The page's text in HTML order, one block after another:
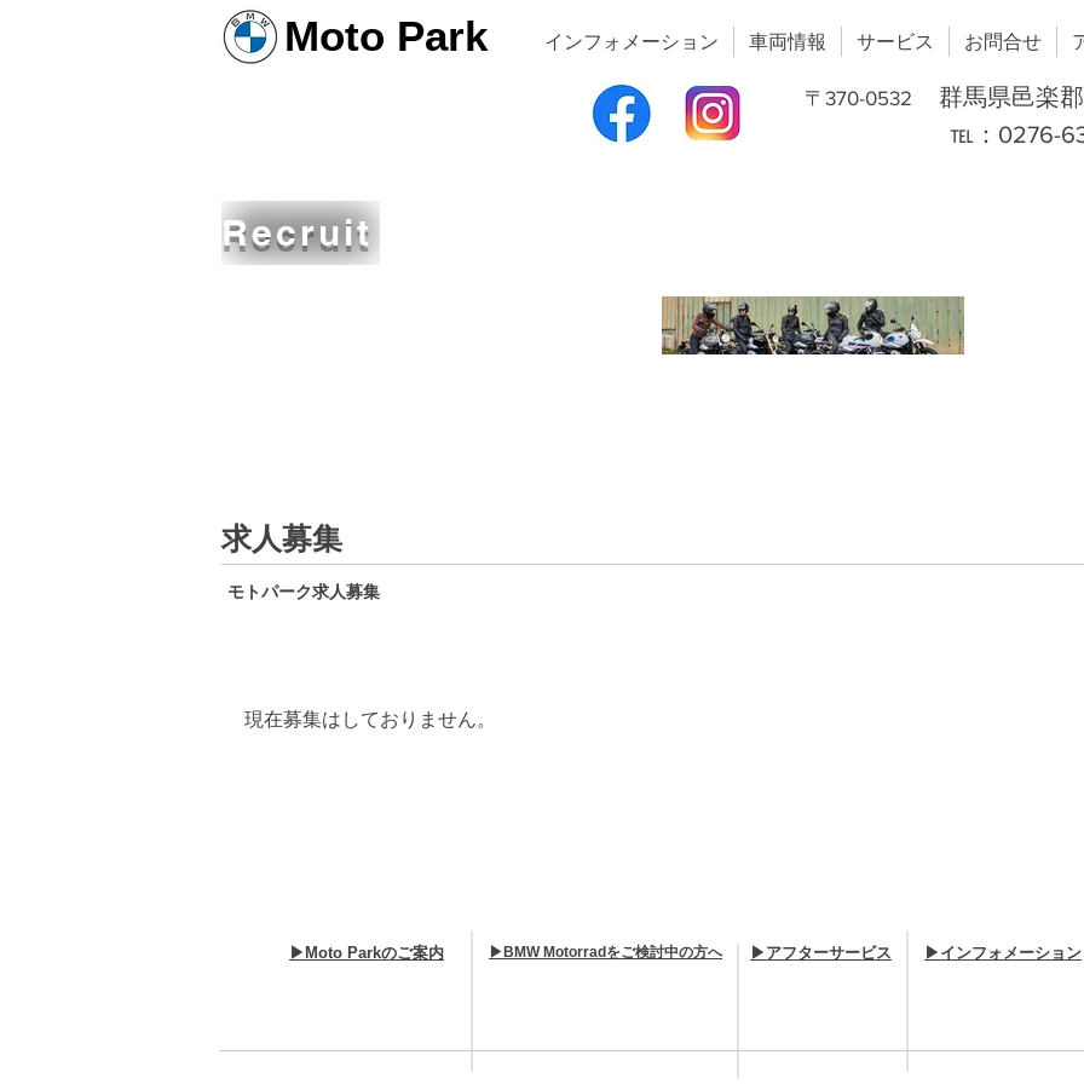
Moto Park インフォメーション 車両情報 サービス お問合せ
〒370-0532 群馬県邑楽
℡：0276-63-
​Recruit
求人募集
モトパーク求人募集
​現在募集はしておりません。
▶Moto Parkのご案内 ▶BMW Motorradをご検討中の方へ ▶アフターサービス ▶インフォメーション